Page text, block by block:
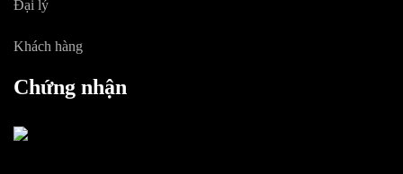
Đại lý
Khách hàng
Chứng nhận